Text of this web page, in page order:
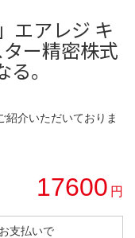
エアレジ キ
ー精密株式
。
紹介いただいておりま
17600 円
支払いで